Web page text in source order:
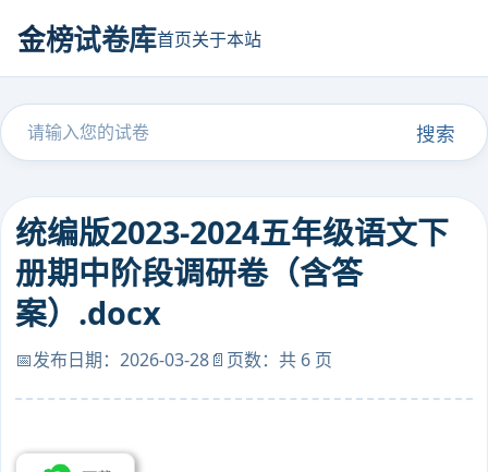
金榜试卷库首页关于本站
搜索
统编版2023-2024五年级语文下
册期中阶段调研卷（含答
案）.docx
📅发布日期：2026-03-28📄页数：共 6 页